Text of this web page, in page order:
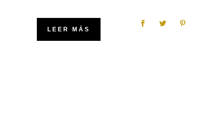
LEER MÁS